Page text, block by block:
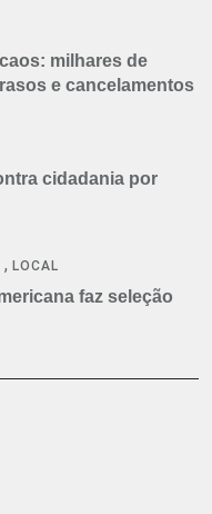
milhares de
e cancelamentos
cidadania por
,LOCAL
faz seleção